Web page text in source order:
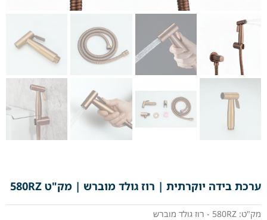
ערכת בידה יוקרתית | רוז גולד מוברש | מק"ט 580RZ
מק"ט: 580RZ - רוז גולד מוברש